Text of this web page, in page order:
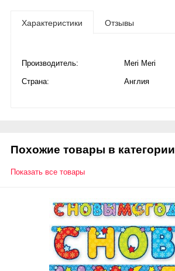
Характеристики Отзывы
Производитель: Meri Meri
Страна: Англия
Похожие товары в категории
Показать все товары